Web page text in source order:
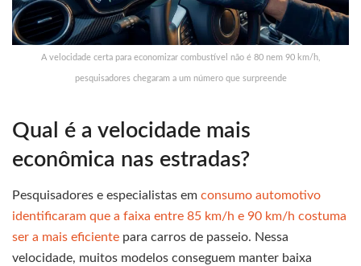
A velocidade certa para economizar combustível não é 80 nem 90 km/h,
pesquisadores chegaram a um número que surpreende
Qual é a velocidade mais
econômica nas estradas?
Pesquisadores e especialistas em consumo automotivo
identificaram que a faixa entre 85 km/h e 90 km/h costuma
ser a mais eficiente para carros de passeio. Nessa
velocidade, muitos modelos conseguem manter baixa